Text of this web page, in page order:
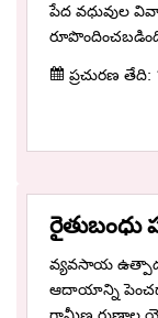
పేద వధువుల
ప్రచురణ తేది:
రైతుబంధు
వ్యవసాయ
ఆదాయాన్ని